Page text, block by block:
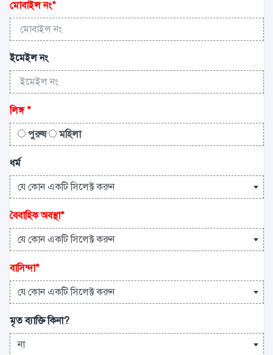
মোবাইল নং*
ইমেইল নং
লিঙ্গ*
পুরুষ
মহিলা
ধর্ম
যে কোন একটি সিলেক্ট করুন
বৈবাহিক অবস্থা*
যে কোন একটি সিলেক্ট করুন
বাসিন্দা*
যে কোন একটি সিলেক্ট করুন
মৃত ব্যাক্তি কিনা?
না